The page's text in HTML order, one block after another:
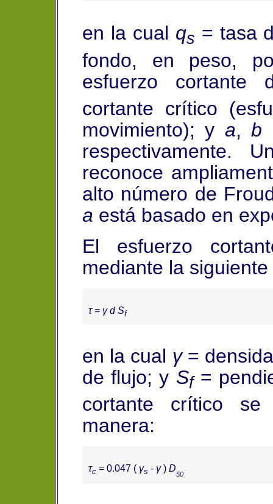
en la cual qs = tasa
fondo, en peso,
esfuerzo
cortante crítico
movimiento); y a,b
respectivamente.
reconoce
alto número de
a está basado en
El esfuerzo
mediante la
τ= γ d Sf
en la cual γ=
de flujo; y Sf=
cortante crítico
manera:
τc = 0.047 ( γs - γ) D
50